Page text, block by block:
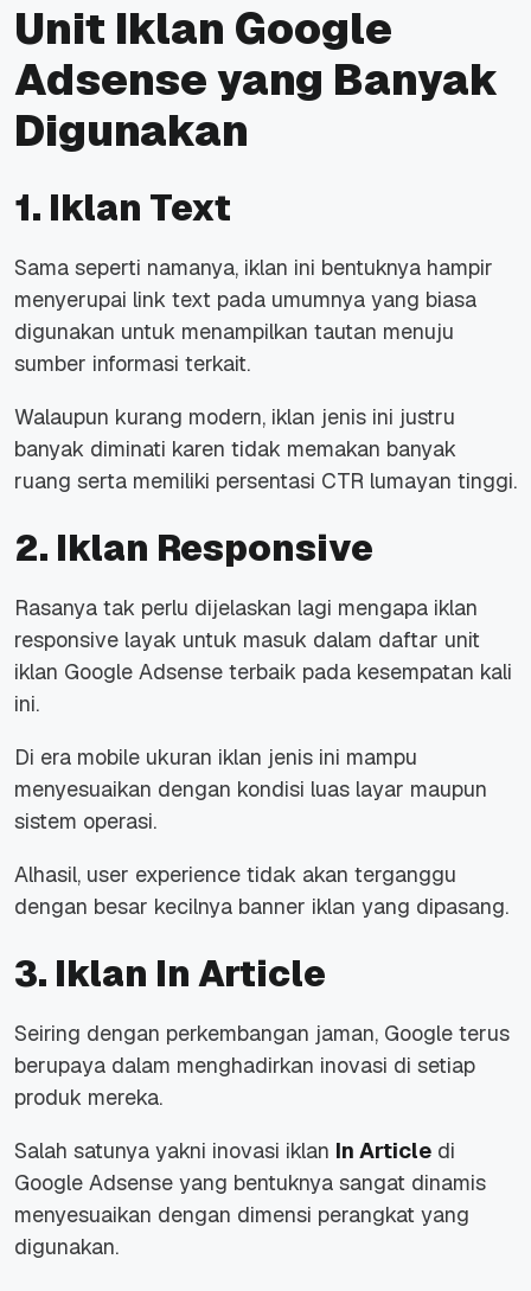
Unit Iklan Google
Adsense yang Banyak
Digunakan
1. Iklan Text
Sama seperti namanya, iklan ini bentuknya hampir
menyerupai link text pada umumnya yang biasa
digunakan untuk menampilkan tautan menuju
sumber informasi terkait.
Walaupun kurang modern, iklan jenis ini justru
banyak diminati karen tidak memakan banyak
ruang serta memiliki persentasi CTR lumayan tinggi.
2. Iklan Responsive
Rasanya tak perlu dijelaskan lagi mengapa iklan
responsive layak untuk masuk dalam daftar unit
iklan Google Adsense terbaik pada kesempatan kali
ini.
Di era mobile ukuran iklan jenis ini mampu
menyesuaikan dengan kondisi luas layar maupun
sistem operasi.
Alhasil, user experience tidak akan terganggu
dengan besar kecilnya banner iklan yang dipasang.
3. Iklan In Article
Seiring dengan perkembangan jaman, Google terus
berupaya dalam menghadirkan inovasi di setiap
produk mereka.
Salah satunya yakni inovasi iklan In Article di
Google Adsense yang bentuknya sangat dinamis
menyesuaikan dengan dimensi perangkat yang
digunakan.